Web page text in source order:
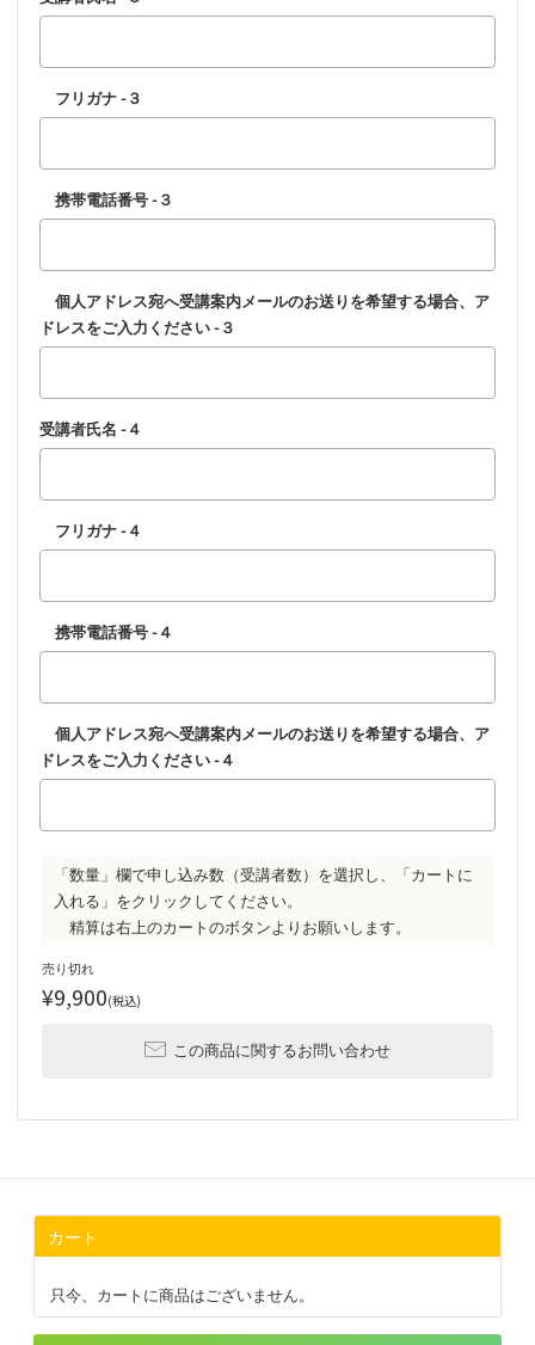
フリガナ -３
携帯電話番号 -３
個人アドレス宛へ受講案内メールのお送りを希望する場合、ア
ドレスをご入力ください -３
受講者氏名 -４
フリガナ -４
携帯電話番号 -４
個人アドレス宛へ受講案内メールのお送りを希望する場合、ア
ドレスをご入力ください -４
「数量」欄で申し込み数（受講者数）を選択し、「カートに
入れる」をクリックしてください。
売り切れ
¥9,900(税込)
この商品に関するお問い合わせ
カート
只今、カートに商品はございません。